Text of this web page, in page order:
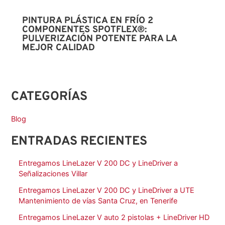
PINTURA PLÁSTICA EN FRÍO 2
COMPONENTES SPOTFLEX®:
PULVERIZACIÓN POTENTE PARA LA
MEJOR CALIDAD
CATEGORÍAS
Blog
ENTRADAS RECIENTES
Entregamos LineLazer V 200 DC y LineDriver a
Señalizaciones Villar
Entregamos LineLazer V 200 DC y LineDriver a UTE
Mantenimiento de vías Santa Cruz, en Tenerife
Entregamos LineLazer V auto 2 pistolas + LineDriver HD